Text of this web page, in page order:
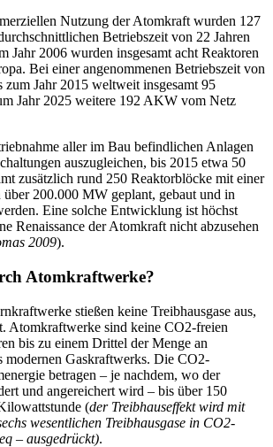
Nutzung der Atomkraft wurden 127
Betriebszeit von 22 Jahren
Jahr 2006 wurden insgesamt acht Reaktoren
Bei einer angenommenen Betriebszeit von
zum Jahr 2015 weltweit insgesamt 95
Jahr 2025 weitere 192 AKW vom Netz
aller im Bau befindlichen Anlagen
auszugleichen, bis 2015 etwa 50
zusätzlich rund 250 Reaktorblöcke mit einer
über 200.000 MW geplant, gebaut und in
Eine solche Entwicklung ist höchst
Renaissance der Atomkraft nicht abzusehen
2009).
Atomkraftwerke?
stießen keine Treibhausgase aus,
Atomkraftwerke sind keine CO2-freien
bis zu einem Drittel der Menge an
modernen Gaskraftwerks. Die CO2-
betragen – je nachdem, wo der
und angereichert wird – bis über 150
(der Treibhauseffekt wird mit
wesentlichen Treibhausgase in CO2-
– ausgedrückt).